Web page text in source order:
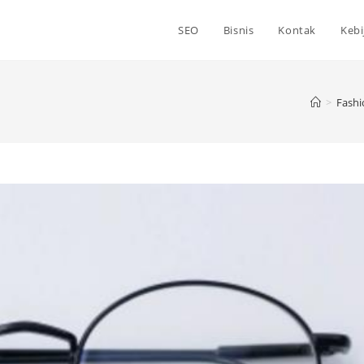
SEO Bisnis Kontak
>